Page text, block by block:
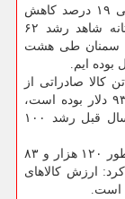
كالاهای استان ازلحاظ وزنی ۱۹ درصد كاهش
داشته است، تاكید كرد: ازلحاظ ریالی خوشبختانه شاهد رشد ۶۲
سمنان طی هشت
كالا صادراتی از
استان سمنان در هشت ماهه اول سال جاری ۹۳۰ دلار بوده است،
تاكید كرد: این شاخص نسبت به مدت مشابه سال قبل رشد ۱۰۰
وی بابیان اینكه در هشت ماهه نخست ۹۸ همین طور ۱۲۰ هزار و ۸۳
ارزش كالاهای